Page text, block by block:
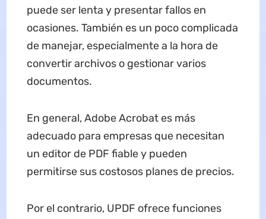
puede ser lenta y presentar fallos en
ocasiones. También es un poco complicada
de manejar, especialmente a la hora de
convertir archivos o gestionar varios
documentos.
En general, Adobe Acrobat es más
adecuado para empresas que necesitan
un editor de PDF fiable y pueden
permitirse sus costosos planes de precios.
Por el contrario, UPDF ofrece funciones